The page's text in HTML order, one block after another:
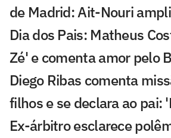
de Madrid: Ait-Nouri
Dia dos Pais: Matheus
Zé' e comenta amor pelo
Diego Ribas comenta
filhos e se declara ao pai:
Ex-árbitro esclarece